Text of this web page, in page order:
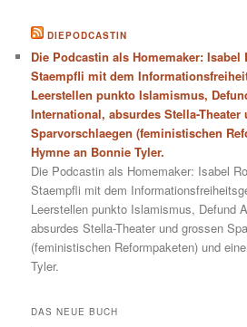
DIEPODCASTIN
Die Podcastin als Homemaker: Isabel
Staempfli mit dem
Leerstellen punkto Islamismus,
International, absurdes Stella-Theater
Sparvorschlaegen (feministischen
Hymne an Bonnie Tyler.
Die Podcastin als Homemaker: Isabel
Staempfli mit dem
Leerstellen punkto Islamismus, Defund
absurdes Stella-Theater und grossen
(feministischen Reformpaketen) und
Tyler.
DAS NEUE BUCH